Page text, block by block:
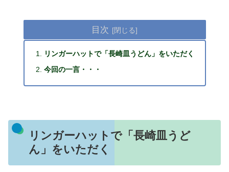
目次
リンガーハットで「長崎皿うどん」をいただく
今回の一言・・・
リンガーハットで「長崎皿うど
ん」をいただく